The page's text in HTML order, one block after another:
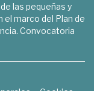
las pequeñas y
marco del Plan de
Convocatoria